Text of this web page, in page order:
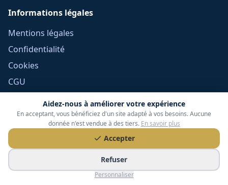
Aidez-nous à améliorer votre expérience
En acceptant, vous bénéficiez d'un site adapté à vos besoins. Aucune
donnée n'est vendue à des tiers. En savoir plus
Accepter
Refuser
Personnaliser
Informations légales
Mentions légales
Confidentialité
Cookies
CGU
CGV Frais Courtage
Méthodologie
Devoir de conseil